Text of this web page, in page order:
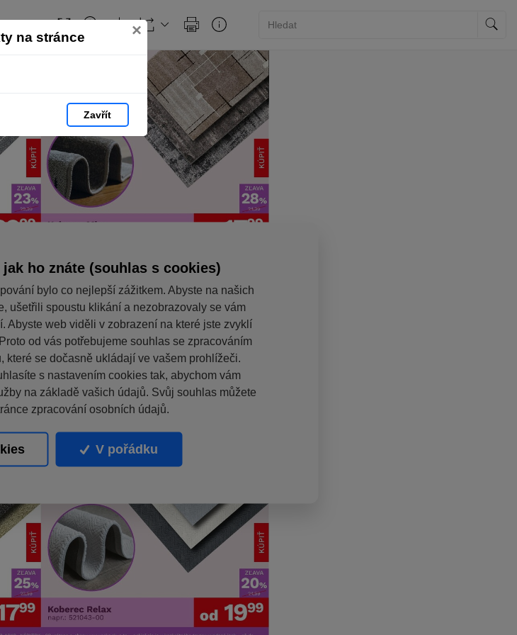
na stránce ×
Zavřít
ho znáte (souhlas s cookies)
bylo co nejlepší zážitkem. Abyste na našich
ušetřili spoustu klikání a nezobrazovaly se vám
Abyste web viděli v zobrazení na které jste zvyklí
od vás potřebujeme souhlas se zpracováním
které se dočasně ukládají ve vašem prohlížeči.
s nastavením cookies tak, abychom vám
na základě vašich údajů. Svůj souhlas můžete
zpracování osobních údajů.
V pořádku